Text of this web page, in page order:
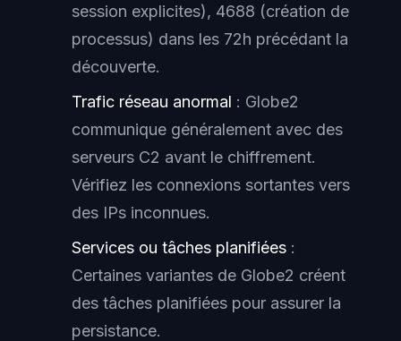
session explicites), 4688 (création de
processus) dans les 72h précédant la
découverte.
Trafic réseau anormal : Globe2
communique généralement avec des
serveurs C2 avant le chiffrement.
Vérifiez les connexions sortantes vers
des IPs inconnues.
Services ou tâches planifiées :
Certaines variantes de Globe2 créent
des tâches planifiées pour assurer la
persistance.